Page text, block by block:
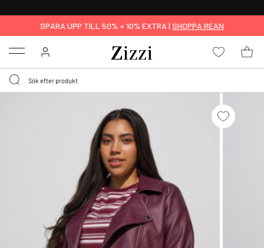
SPARA UPP TILL 50% + 10% EXTRA | SHOPPA REAN
Menu